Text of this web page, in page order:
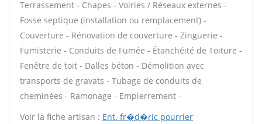
Terrassement - Chapes - Voiries / Réseaux externes -
Fosse septique (installation ou remplacement) -
Couverture - Rénovation de couverture - Zinguerie -
Fumisterie - Conduits de Fumée - Étanchéité de Toiture -
Fenêtre de toit - Dalles béton - Démolition avec
transports de gravats - Tubage de conduits de
cheminées - Ramonage - Empierrement -
Voir la fiche artisan : Ent. fr�d�ric pourrier